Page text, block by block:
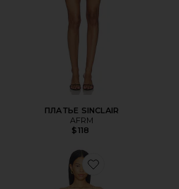
ПЛАТЬЕ SINCLAIR
AFRM
$118
Favorite ПЛАТЬЕ ROMY